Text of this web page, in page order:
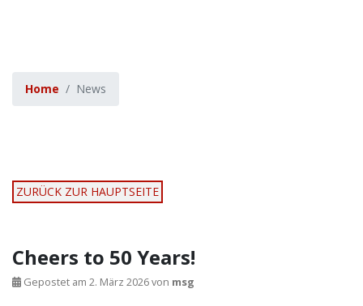
Home News
ZURÜCK ZUR HAUPTSEITE
Cheers to 50 Years!
Gepostet am 2. März 2026von msg